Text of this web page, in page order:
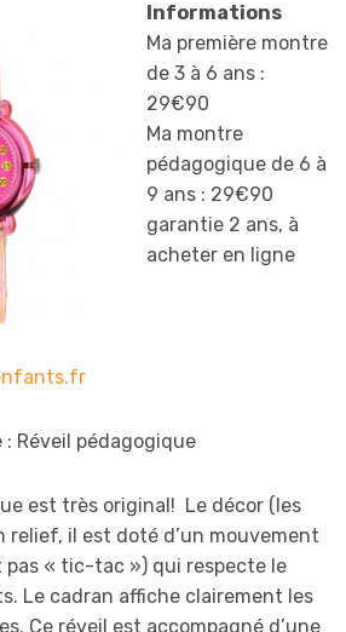
Informations
Ma première montre
de 3 à 6 ans :
29€90
Ma montre
pédagogique de 6 à
9 ans : 29€90
garantie 2 ans, à
acheter en ligne
: Réveil pédagogique
est très original! Le décor (les
relief, il est doté d’un mouvement
« tic-tac ») qui respecte le
Le cadran affiche clairement les
Ce réveil est accompagné d’une